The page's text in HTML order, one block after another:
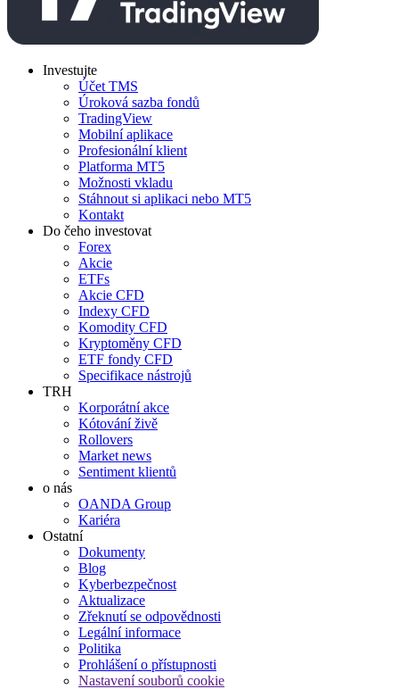
Investujte
Účet TMS
Úroková sazba fondů
TradingView
Mobilní aplikace
Profesionální klient
Platforma MT5
Možnosti vkladu
Stáhnout si aplikaci nebo MT5
Kontakt
Do čeho investovat
Forex
Akcie
ETFs
Akcie CFD
Indexy CFD
Komodity CFD
Kryptoměny CFD
ETF fondy CFD
Specifikace nástrojů
TRH
Korporátní akce
Kótování živě
Rollovers
Market news
Sentiment klientů
o nás
OANDA Group
Kariéra
Ostatní
Dokumenty
Blog
Kyberbezpečnost
Aktualizace
Zřeknutí se odpovědnosti
Legální informace
Politika
Prohlášení o přístupnosti
Nastavení souborů cookie